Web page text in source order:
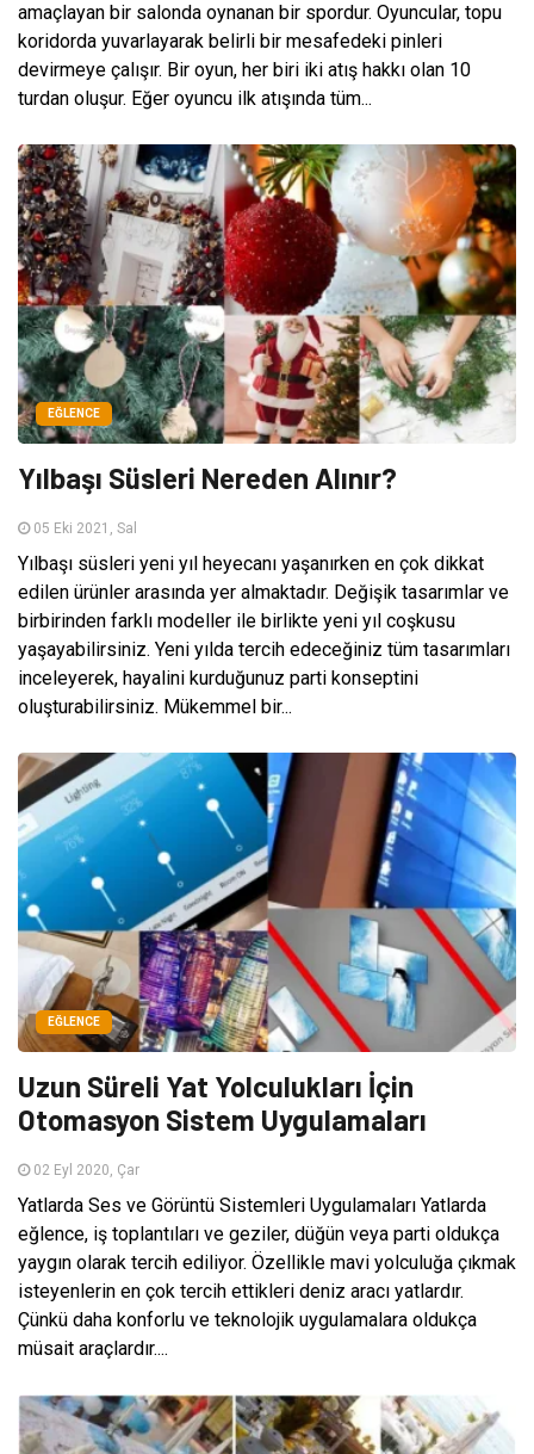
amaçlayan bir salonda oynanan bir spordur. Oyuncular, topu
koridorda yuvarlayarak belirli bir mesafedeki pinleri
devirmeye çalışır. Bir oyun, her biri iki atış hakkı olan 10
turdan oluşur. Eğer oyuncu ilk atışında tüm...
EĞLENCE
Yılbaşı Süsleri Nereden Alınır?
05 Eki 2021, Sal
Yılbaşı süsleri yeni yıl heyecanı yaşanırken en çok dikkat
edilen ürünler arasında yer almaktadır. Değişik tasarımlar ve
birbirinden farklı modeller ile birlikte yeni yıl coşkusu
yaşayabilirsiniz. Yeni yılda tercih edeceğiniz tüm tasarımları
inceleyerek, hayalini kurduğunuz parti konseptini
oluşturabilirsiniz. Mükemmel bir...
EĞLENCE
Uzun Süreli Yat Yolculukları İçin
Otomasyon Sistem Uygulamaları
02 Eyl 2020, Çar
Yatlarda Ses ve Görüntü Sistemleri Uygulamaları Yatlarda
eğlence, iş toplantıları ve geziler, düğün veya parti oldukça
yaygın olarak tercih ediliyor. Özellikle mavi yolculuğa çıkmak
isteyenlerin en çok tercih ettikleri deniz aracı yatlardır.
Çünkü daha konforlu ve teknolojik uygulamalara oldukça
müsait araçlardır....